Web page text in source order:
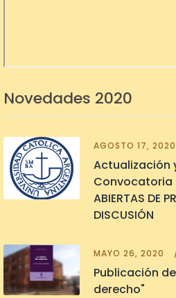
Novedades 2020
AGOSTO 17, 2020
Actualización
Convocatoria
ABIERTAS DE
DISCUSIÓN
MAYO 26, 2020
Publicación
derecho"